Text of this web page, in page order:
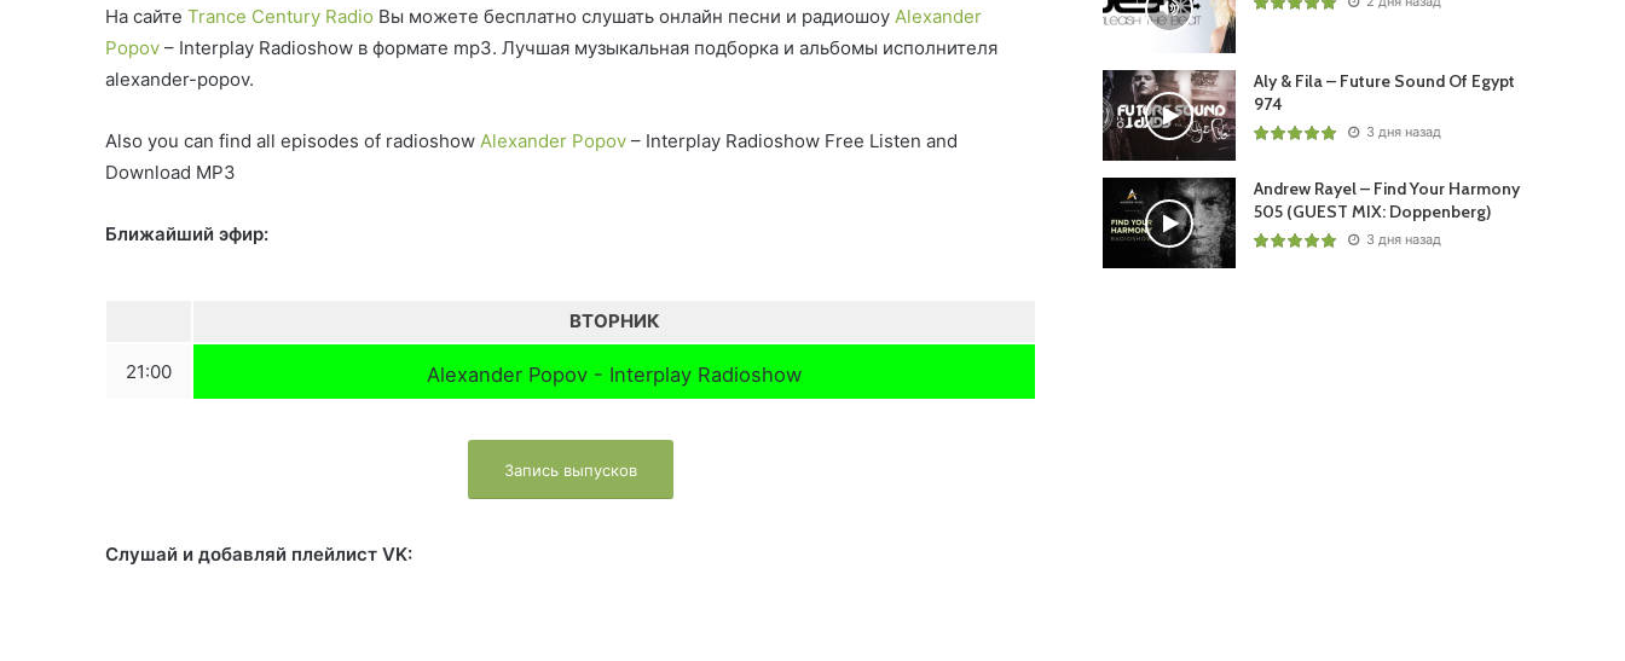
На сайте Trance Century Radio Вы можете бесплатно слушать онлайн песни и радиошоу Alexander
Popov – Interplay Radioshow в формате mp3. Лучшая музыкальная подборка и альбомы исполнителя
alexander-popov.
Also you can find all episodes of radioshow Alexander Popov – Interplay Radioshow Free Listen and
Download MP3
Ближайший эфир:
ВТОРНИК
21:00 Alexander Popov - Interplay Radioshow
Запись выпусков
Слушай и добавляй плейлист VK:
Aly & Fila – Future Sound Of Egypt
974
3 дня назад
Andrew Rayel – Find Your Harmony
505 (GUEST MIX: Doppenberg)
3 дня назад